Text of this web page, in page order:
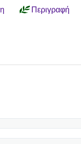
Περιγραφή